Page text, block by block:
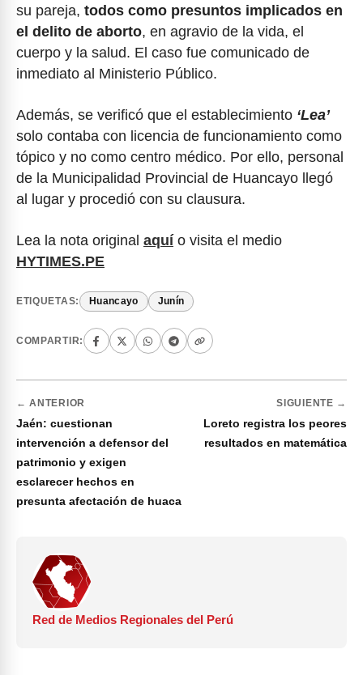
su pareja, todos como presuntos implicados en
el delito de aborto, en agravio de la vida, el
cuerpo y la salud. El caso fue comunicado de
inmediato al Ministerio Público.
Además, se verificó que el establecimiento ‘Lea’
solo contaba con licencia de funcionamiento como
tópico y no como centro médico. Por ello, personal
de la Municipalidad Provincial de Huancayo llegó
al lugar y procedió con su clausura.
Lea la nota original aquío visita el medio
HYTIMES.PE
ETIQUETAS: Huancayo Junín
COMPARTIR:
← ANTERIOR
Jaén: cuestionan
intervención a defensor del
patrimonio y exigen
esclarecer hechos en
presunta afectación de huaca
SIGUIENTE →
Loreto registra los peores
resultados en matemática
Red de Medios Regionales del Perú